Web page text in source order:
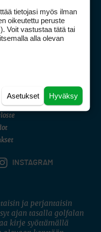
INSTAGRAM
ja perjantaisin
ajan tasalla golfalan
kirje syöttämällä
tietojasi myös ilman
oikeutettu peruste
Voit vastustaa tätä tai
alla olevan
Hyväksy
Asetukset